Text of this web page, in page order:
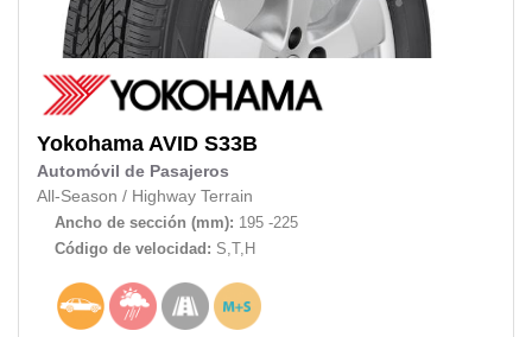
Yokohama AVID S33B
Automóvil de Pasajeros
All-Season / Highway Terrain
Ancho de sección (mm): 195 -225
Código de velocidad: S,T,H